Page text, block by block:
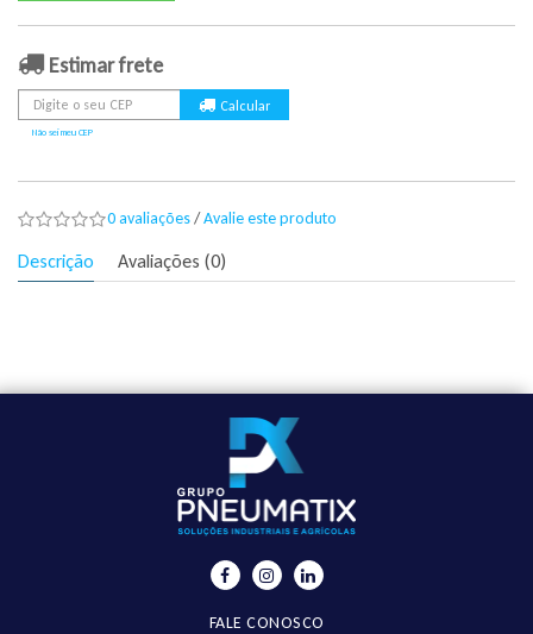
Estimar frete
Não sei meu CEP
0 avaliações/Avalie este produto
Descrição Avaliações (0)
FALE CONOSCO